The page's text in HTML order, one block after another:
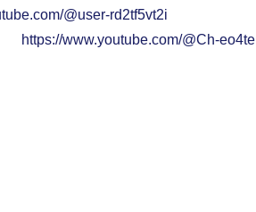
@user-rd2tf5vt2i
https://www.youtube.com/@Ch-eo4te